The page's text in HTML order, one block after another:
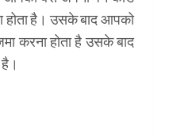
होता है। उसके बाद आपको
करना होता है उसके बाद